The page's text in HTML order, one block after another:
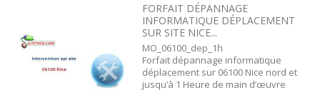
FORFAIT DÉPANNAGE
INFORMATIQUE DÉPLACEMENT
SUR SITE NICE...
MO_06100_dep_1h
Forfait dépannage informatique
déplacement sur 06100 Nice nord et
jusqu’à 1 Heure de main d’œuvre